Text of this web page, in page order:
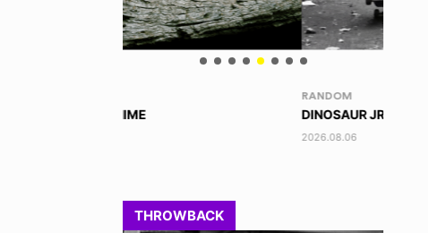
DINOSAUR JR.
VOICE
AKIRA
THROWBACK